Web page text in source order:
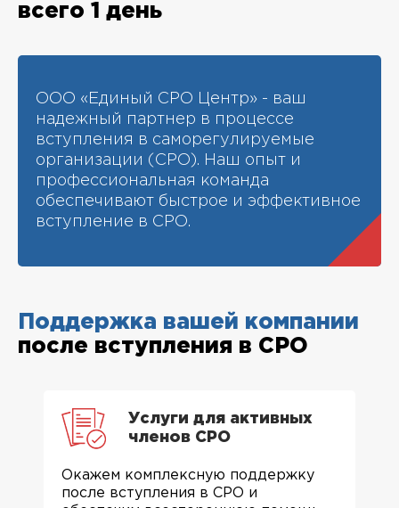
всего 1 день
ООО «Единый СРО Центр» - ваш
надежный партнер в процессе
вступления в саморегулируемые
организации (СРО). Наш опыт и
профессиональная команда
обеспечивают быстрое и эффективное
вступление в СРО.
Поддержка вашей компании
после вступления в СРО
Услуги для активных
членов СРО
Окажем комплексную поддержку
после вступления в СРО и